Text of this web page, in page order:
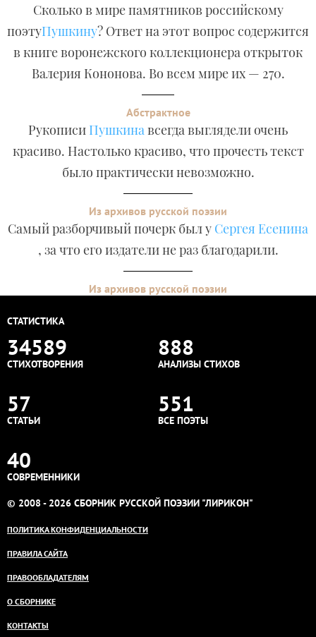
Сколько в мире памятников российскому
поэтуПушкину? Ответ на этот вопрос содержится
в книге воронежского коллекционера открыток
Валерия Кононова. Во всем мире их — 270.
Абстрактное
Рукописи Пушкинавсегда выглядели очень
красиво. Настолько красиво, что прочесть текст
было практически невозможно.
Из архивов русской поэзии
Самый разборчивый почерк был у Сергея Есенина
, за что его издатели не раз благодарили.
Из архивов русской поэзии
СТАТИСТИКА
34589
СТИХОТВОРЕНИЯ
888
АНАЛИЗЫ СТИХОВ
57
СТАТЬИ
551
ВСЕ ПОЭТЫ
40
СОВРЕМЕННИКИ
© 2008 - 2026 СБОРНИК РУССКОЙ ПОЭЗИИ "ЛИРИКОН"
ПОЛИТИКА КОНФИДЕНЦИАЛЬНОСТИ
ПРАВИЛА САЙТА
ПРАВООБЛАДАТЕЛЯМ
О СБОРНИКЕ
КОНТАКТЫ